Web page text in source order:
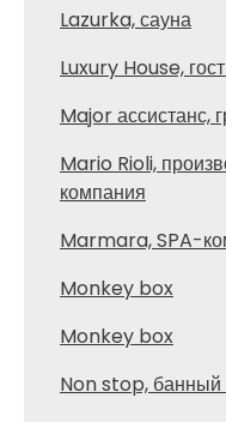
Lazurka, сауна
Luxury House,
Major ассистанс,
Mario Rioli,
компания
Marmara, SPA-
Monkey box
Monkey box
Non stop, банный